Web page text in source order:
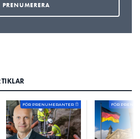
FÖR PRENUMERANTER FÖR